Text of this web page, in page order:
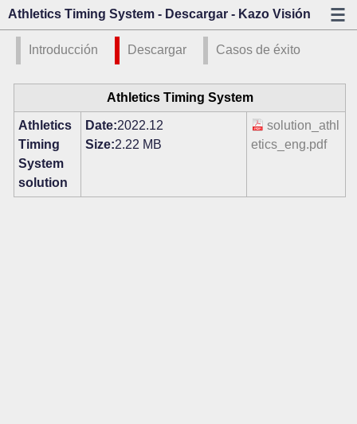
Athletics Timing System - Descargar - Kazo Visión
Introducción Descargar Casos de éxito
Athletics Timing System
Athletics
Timing
System
solution
Date:2022.12
Size:2.22 MB
solution_athl
etics_eng.pdf